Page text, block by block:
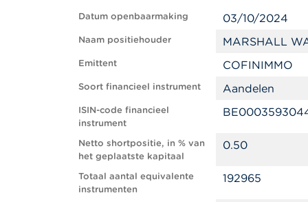
Datum openbaarmaking 03/10/2024
Naam positiehouder MARSHALL
Emittent COFINIMMO
Soort financieel instrument Aandelen
ISIN-code financieel
instrument
Netto shortpositie, in % van
het geplaatste kapitaal
0.50
Totaal aantal equivalente
instrumenten
192965